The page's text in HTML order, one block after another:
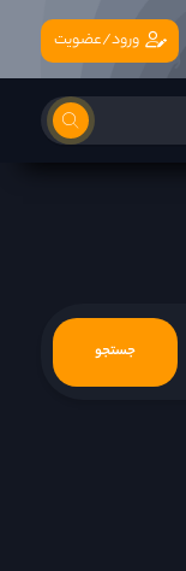
ورود/عضویت
جستجو